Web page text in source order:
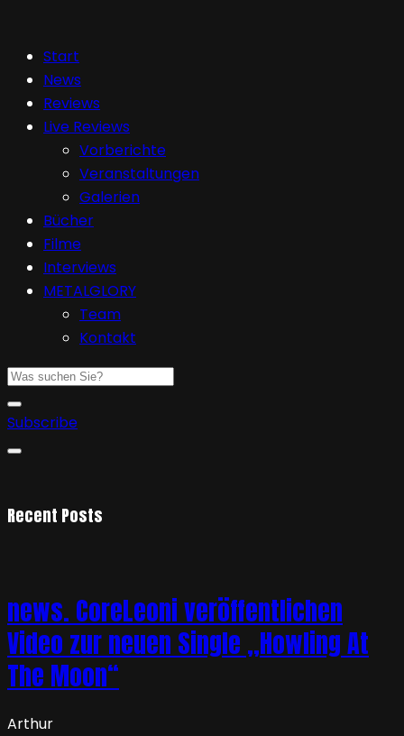
Start
News
Reviews
Live Reviews
Vorberichte
Veranstaltungen
Galerien
Bücher
Filme
Interviews
METALGLORY
Team
Kontakt
Subscribe
Recent Posts
news. CoreLeoni veröffentlichen
Video zur neuen Single „Howling At
The Moon“
Arthur